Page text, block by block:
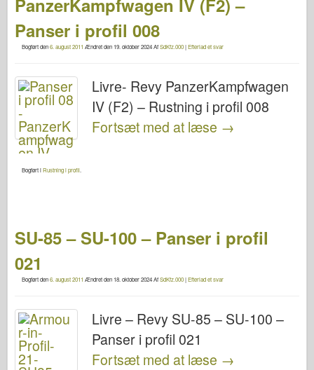
PanzerKampfwagen IV (F2) –
Panser i profil 008
Bogført den6. august 2011 Ændret den 19. oktober 2024AfSdKfz.000|Efterlad et svar
Livre- Revy PanzerKampfwagen
IV (F2) – Rustning i profil 008
Fortsæt med at læse →
Bogført iRustning i profil
SU-85 – SU-100 – Panser i profil
021
Bogført den6. august 2011 Ændret den 18. oktober 2024AfSdKfz.000|Efterlad et svar
Livre – Revy SU-85 – SU-100 –
Panser i profil 021
Fortsæt med at læse →